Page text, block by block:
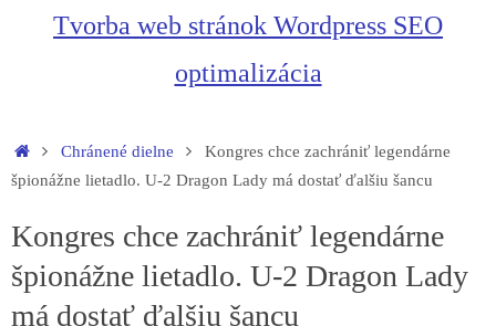
Tvorba web stránok Wordpress SEO
optimalizácia
HomeChránené dielne
Kongres chce zachrániť legendárne
špionážne lietadlo. U-2 Dragon Lady má dostať ďalšiu šancu
Kongres chce zachrániť legendárne
špionážne lietadlo. U-2 Dragon Lady
má dostať ďalšiu šancu